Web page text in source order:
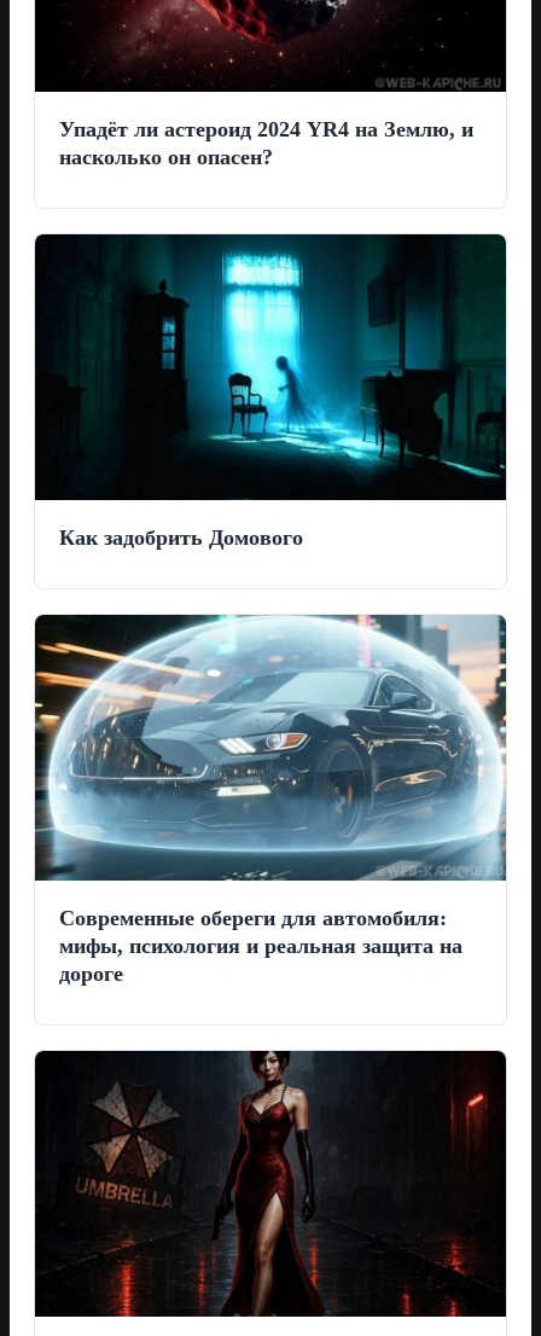
Упадёт ли астероид 2024 YR4 на Землю, и
насколько он опасен?
Как задобрить Домового
Современные обереги для автомобиля:
мифы, психология и реальная защита на
дороге